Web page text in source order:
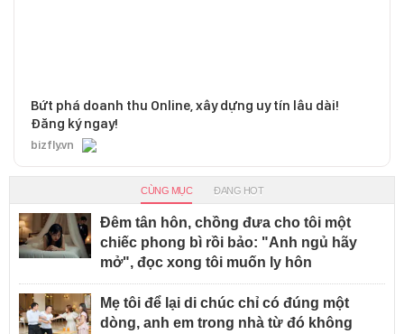
Bứt phá doanh thu Online, xây dựng uy tín lâu dài!
Đăng ký ngay!
bizfly.vn
CÙNG MỤC ĐANG HOT
Đêm tân hôn, chồng đưa cho tôi một
chiếc phong bì rồi bảo: "Anh ngủ hãy
mở", đọc xong tôi muốn ly hôn
Mẹ tôi để lại di chúc chỉ có đúng một
dòng, anh em trong nhà từ đó không